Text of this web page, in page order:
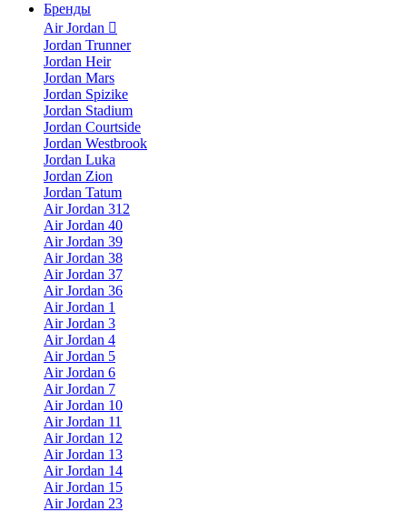
Бренды
Air Jordan
Jordan Trunner
Jordan Heir
Jordan Mars
Jordan Spizike
Jordan Stadium
Jordan Courtside
Jordan Westbrook
Jordan Luka
Jordan Zion
Jordan Tatum
Air Jordan 312
Air Jordan 40
Air Jordan 39
Air Jordan 38
Air Jordan 37
Air Jordan 36
Air Jordan 1
Air Jordan 3
Air Jordan 4
Air Jordan 5
Air Jordan 6
Air Jordan 7
Air Jordan 10
Air Jordan 11
Air Jordan 12
Air Jordan 13
Air Jordan 14
Air Jordan 15
Air Jordan 23